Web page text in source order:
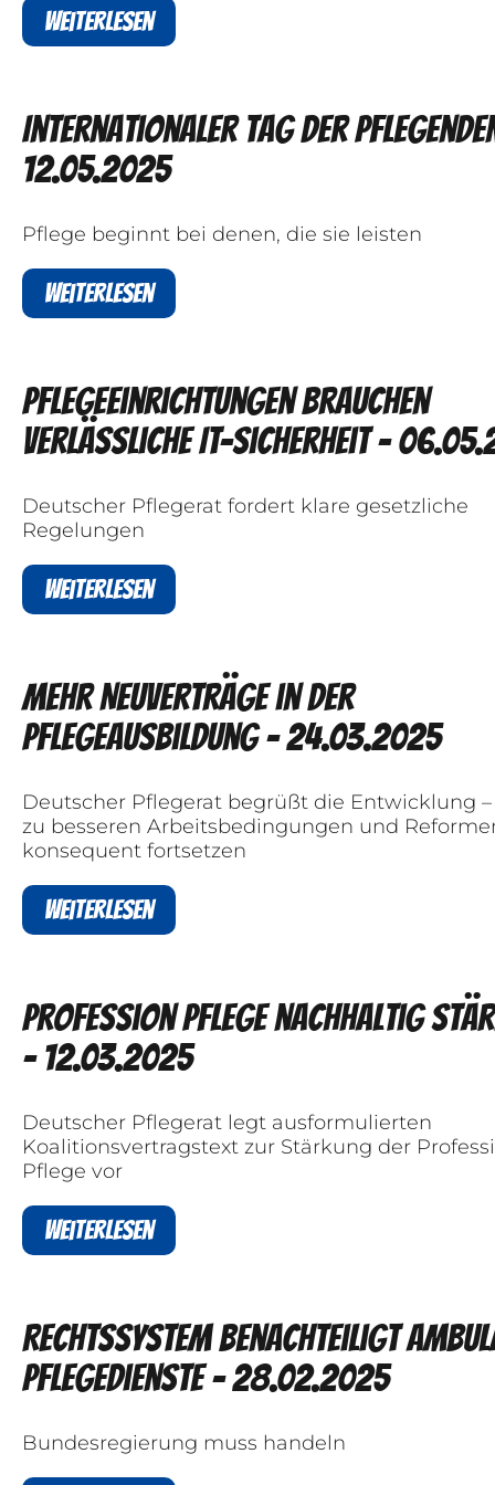
Weiterlesen
Internationaler Tag der
12.05.2025
Pflege beginnt bei denen, die sie leisten
Weiterlesen
Pflegeeinrichtungen brauchen
verlässliche IT-Sicherheit -
Deutscher Pflegerat fordert klare gesetzliche
Regelungen
Weiterlesen
Mehr Neuverträge in der
Pflegeausbildung - 24.03.2025
Deutscher Pflegerat begrüßt die Entwicklung
zu besseren Arbeitsbedingungen und
konsequent fortsetzen
Weiterlesen
Profession Pflege nachhaltig
- 12.03.2025
Deutscher Pflegerat legt ausformulierten
Koalitionsvertragstext zur Stärkung der
Pflege vor
Weiterlesen
Rechtssystem benachteiligt
Pflegedienste - 28.02.2025
Bundesregierung muss handeln